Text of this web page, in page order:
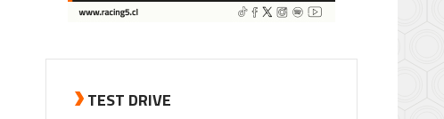
TEST DRIVE